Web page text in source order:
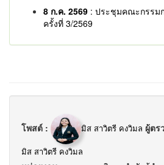
8 ก.ค. 2569 : ประชุมคณะกรรม
ครั้งที่ 3/2569
โพสต์ : มิส สาวิตรี คงวิมล ผู้ตร
มิส สาวิตรี คงวิมล